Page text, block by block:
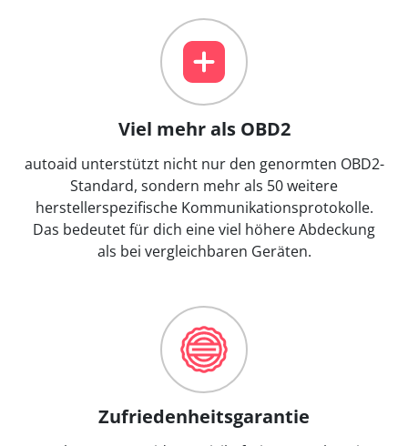
Viel mehr als OBD2
autoaid unterstützt nicht nur den genormten OBD2-
Standard, sondern mehr als 50 weitere
herstellerspezifische Kommunikationsprotokolle.
Das bedeutet für dich eine viel höhere Abdeckung
als bei vergleichbaren Geräten.
Zufriedenheitsgarantie